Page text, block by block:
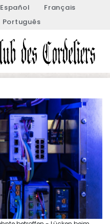
Español
Français
Português